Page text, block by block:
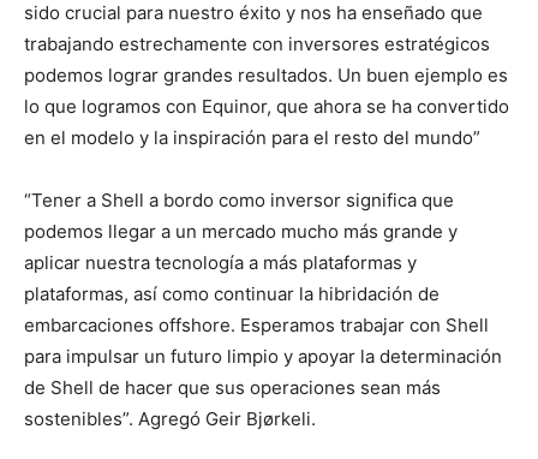
sido crucial para nuestro éxito y nos ha enseñado que
trabajando estrechamente con inversores estratégicos
podemos lograr grandes resultados. Un buen ejemplo es
lo que logramos con Equinor, que ahora se ha convertido
en el modelo y la inspiración para el resto del mundo”
“Tener a Shell a bordo como inversor significa que
podemos llegar a un mercado mucho más grande y
aplicar nuestra tecnología a más plataformas y
plataformas, así como continuar la hibridación de
embarcaciones offshore. Esperamos trabajar con Shell
para impulsar un futuro limpio y apoyar la determinación
de Shell de hacer que sus operaciones sean más
sostenibles”. Agregó Geir Bjørkeli.